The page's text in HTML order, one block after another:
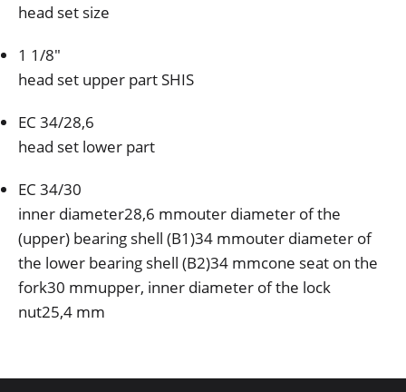
head set size
1 1/8″
head set upper part SHIS
EC 34/28,6
head set lower part
EC 34/30
inner diameter28,6 mmouter diameter of the
(upper) bearing shell (B1)34 mmouter diameter of
the lower bearing shell (B2)34 mmcone seat on the
fork30 mmupper, inner diameter of the lock
nut25,4 mm